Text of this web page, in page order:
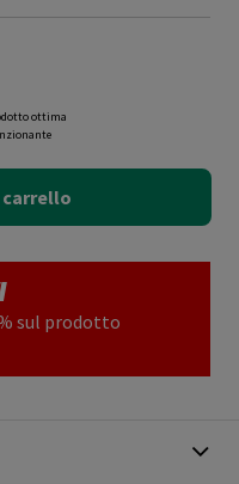
ottima
carrello
sul prodotto